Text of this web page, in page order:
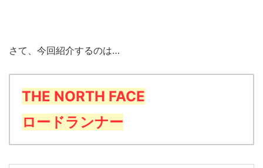
さて、今回紹介するのは…
THE NORTH FACE
ロードランナー